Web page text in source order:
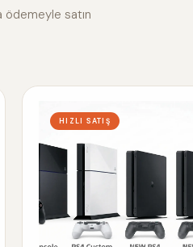
ödemeyle satın
HIZLI SATIŞ